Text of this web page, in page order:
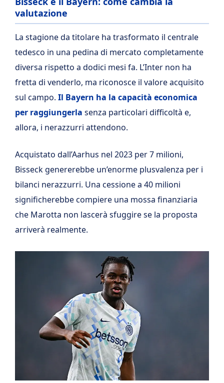
valutazione
La stagione da titolare ha trasformato il centrale
tedesco in una pedina di mercato completamente
diversa rispetto a dodici mesi fa. L’Inter non ha
fretta di venderlo, ma riconosce il valore acquisito
sul campo. Il Bayern ha la capacità economica
per raggiungerla senza particolari difficoltà e,
allora, i nerazzurri attendono.
Acquistato dall’Aarhus nel 2023 per 7 milioni,
Bisseck genererebbe un’enorme plusvalenza per i
bilanci nerazzurri. Una cessione a 40 milioni
significherebbe compiere una mossa finanziaria
che Marotta non lascerà sfuggire se la proposta
arriverà realmente.